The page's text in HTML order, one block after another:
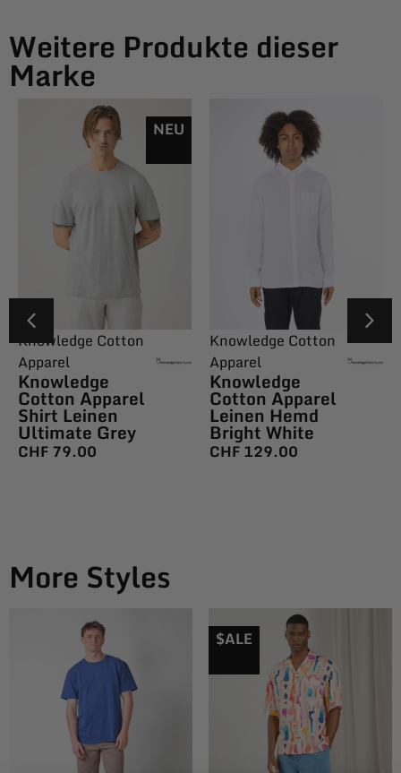
Weitere Produkte dieser
Marke
NEU
Knowledge Cotton
Apparel
Knowledge
Cotton Apparel
Shirt Leinen
Ultimate Grey
CHF 79.00
Knowledge Cotton
Apparel
Knowledge
Cotton Apparel
Leinen Hemd
Bright White
CHF129.00
More Styles
$ALE